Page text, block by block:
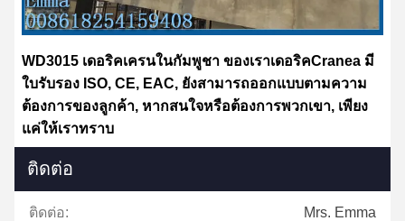
WD3015 เดอริคเครนในกัมพูชา ของเราเดอริคCranea มี
ใบรับรอง ISO, CE, EAC, ยังสามารถออกแบบตามความ
ต้องการของลูกค้า, หากสนใจหรือต้องการพวกเขา, เพียง
แค่ให้เราทราบ
ติดต่อ
ติดต่อ: Mrs. Emma